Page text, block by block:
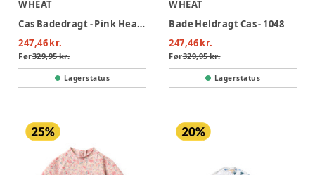
WHEAT
Cas Badedragt - Pink Heart Flowers
247,46 kr.
Før329,95 kr.
Lagerstatus
WHEAT
Bade Heldragt Cas - 1048
247,46 kr.
Før329,95 kr.
Lagerstatus